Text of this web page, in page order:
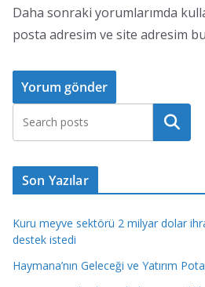
Daha sonraki yorumlarımda
posta adresim ve site adresim
Ara
Son Yazılar
Kuru meyve sektörü 2 milyar dolar
destek istedi
Haymana’nın Geleceği ve Yatırım